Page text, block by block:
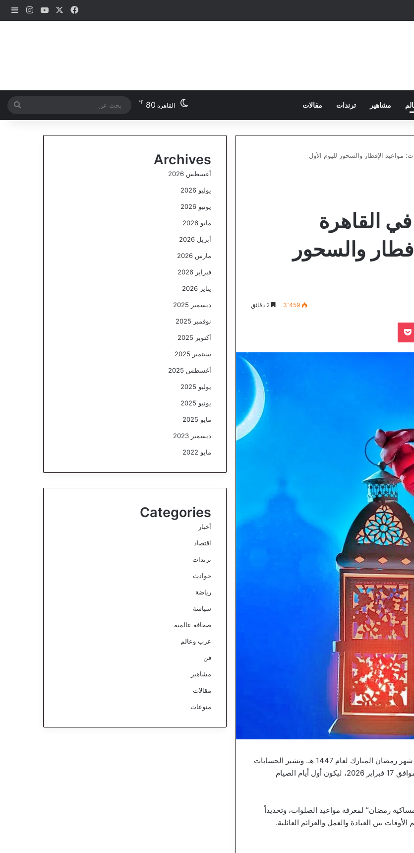
فيسبوك ‫YouTube
مشاهير ترندات مقالات القاهرة 80
℉
عن
إمساكية رمضان 2026 في القاهرة
والسحور
3٬459
تترقب الأمة الإسلامية في مشارق الأرض ومغاربها استطلاع هلال شهر رمضان المبارك لعام 1447 هـ. وتشير الحسابات
الفلكية الدقيقة إلى أن غرة الشهر الفضيل ستكون يوم الثلاثاء الموافق 17 فبراير 2026، ليكون أول أيام الصيام
يكثر البحث عن “إمساكية رمضان” لمعرفة مواعيد الصلوات، وتحديداً
بين العبادة والعمل والعزائم العائلية.
Archives
أغسطس 2026
يوليو 2026
يونيو 2026
مايو 2026
أبريل 2026
مارس 2026
فبراير 2026
يناير 2026
ديسمبر 2025
نوفمبر 2025
أكتوبر 2025
سبتمبر 2025
أغسطس 2025
يوليو 2025
يونيو 2025
مايو 2025
ديسمبر 2023
مايو 2022
Categories
أخبار
اقتصاد
ترندات
حوادث
رياضة
سياسة
صحافة عالمية
عرب وعالم
فن
مشاهير
مقالات
منوعات